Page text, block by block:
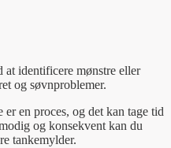
identificere mønstre eller
og søvnproblemer.
en proces, og det kan tage tid
og konsekvent kan du
tankemylder.